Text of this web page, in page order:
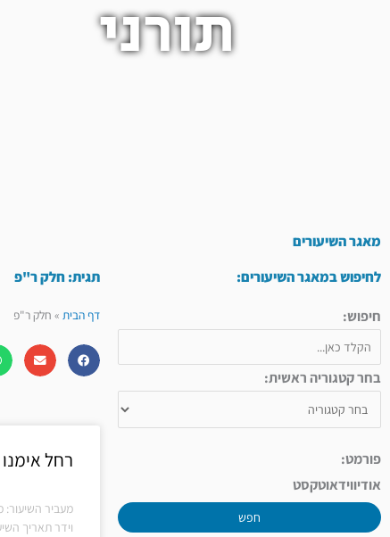
תורני
מאגר השיעורים
לחיפוש במאגר השיעורים:
חיפוש:
בחר קטגוריה ראשית:
פורמט:
אודיווידאוטקסט
חפש
תגית: חלק ר"פ
דף הבית» חלק ר"פ
רחל אימנו
מעביר
וידר תאריך